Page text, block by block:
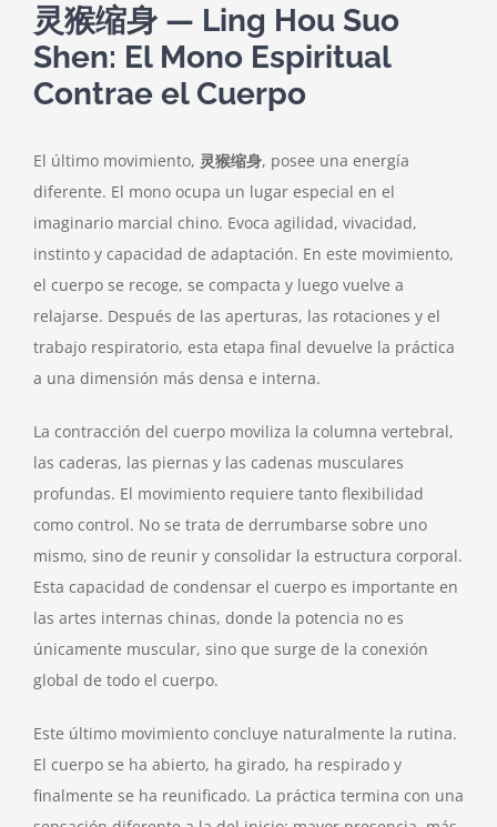
灵猴缩身 — Ling Hou Suo
Shen: El Mono Espiritual
Contrae el Cuerpo
El último movimiento, 灵猴缩身, posee una energía
diferente. El mono ocupa un lugar especial en el
imaginario marcial chino. Evoca agilidad, vivacidad,
instinto y capacidad de adaptación. En este movimiento,
el cuerpo se recoge, se compacta y luego vuelve a
relajarse. Después de las aperturas, las rotaciones y el
trabajo respiratorio, esta etapa final devuelve la práctica
a una dimensión más densa e interna.
La contracción del cuerpo moviliza la columna vertebral,
las caderas, las piernas y las cadenas musculares
profundas. El movimiento requiere tanto flexibilidad
como control. No se trata de derrumbarse sobre uno
mismo, sino de reunir y consolidar la estructura corporal.
Esta capacidad de condensar el cuerpo es importante en
las artes internas chinas, donde la potencia no es
únicamente muscular, sino que surge de la conexión
global de todo el cuerpo.
Este último movimiento concluye naturalmente la rutina.
El cuerpo se ha abierto, ha girado, ha respirado y
finalmente se ha reunificado. La práctica termina con una